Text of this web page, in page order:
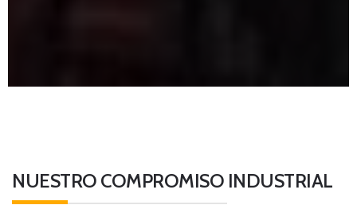
NUESTRO COMPROMISO INDUSTRIAL